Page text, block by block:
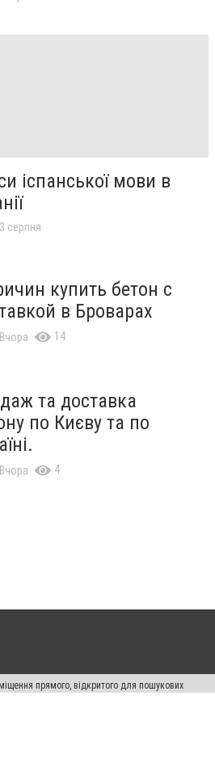
іспанської мови в
серпня
купить бетон с
в Броварах
14
та доставка
по Києву та по
4
прямого, відкритого для пошукових